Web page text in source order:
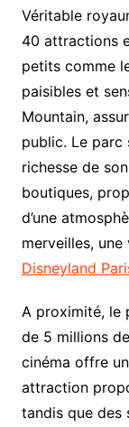
Véritable
40 attractions
petits comme
paisibles et
Mountain,
public. Le parc
richesse de
boutiques,
d’une
merveilles, une
Disneyland
A proximité, le
de 5 millions
cinéma offre
attraction
tandis que des